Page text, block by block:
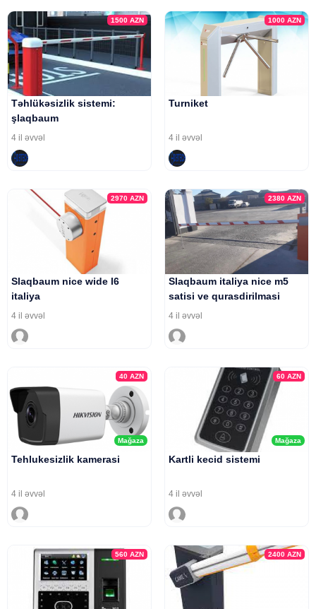
1500AZN
Təhlükəsizlik sistemi:
şlaqbaum
4 il əvvəl
1000 AZN
Turniket
4 il əvvəl
2970AZN
Slaqbaum nice wide l6
italiya
4 il əvvəl
2380 AZN
Slaqbaum italiya nice m5
satisi ve qurasdirilmasi
4 il əvvəl
Mağaza
40AZN
Tehlukesizlik kamerasi
4 il əvvəl
Mağaza
60 AZN
Kartli kecid sistemi
4 il əvvəl
560AZN 2400 AZN